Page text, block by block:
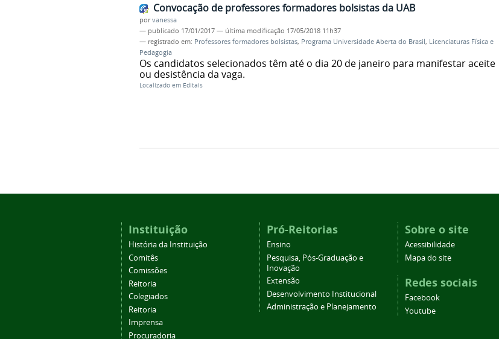
Convocação de professores formadores bolsistas da UAB
porvanessa
— publicado 17/01/2017 — última modificação 17/05/2018 11h37
— registrado em: Professores formadores bolsistas, Programa Universidade Aberta do Brasil, Licenciaturas Física e
Pedagogia
Os candidatos selecionados têm até o dia 20 de janeiro para manifestar aceite
ou desistência da vaga.
Localizado em Editais
Instituição
História da Instituição
Comitês
Comissões
Reitoria
Colegiados
Reitoria
Imprensa
Procuradoria
Pró-Reitorias
Ensino
Pesquisa, Pós-Graduação e
Inovação
Extensão
Desenvolvimento Institucional
Administração e Planejamento
Sobre o site
Acessibilidade
Mapa do site
Redes sociais
Facebook
Youtube